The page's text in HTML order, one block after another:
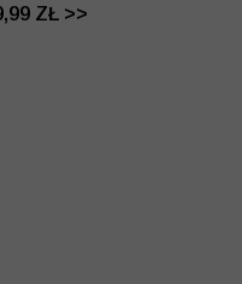
ZŁ >>PRODUKT >>